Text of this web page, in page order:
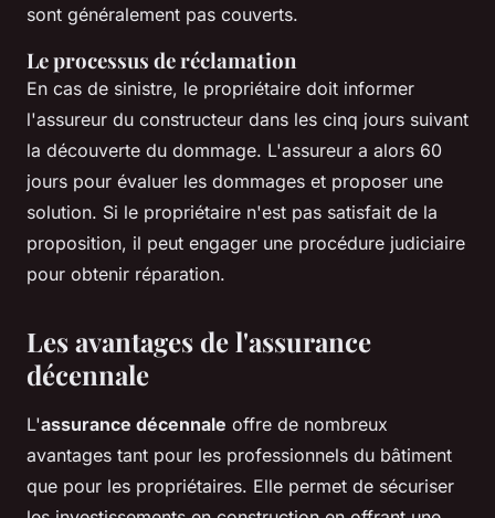
sont généralement pas couverts.
Le processus de réclamation
En cas de sinistre, le propriétaire doit informer
l'assureur du constructeur dans les cinq jours suivant
la découverte du dommage. L'assureur a alors 60
jours pour évaluer les dommages et proposer une
solution. Si le propriétaire n'est pas satisfait de la
proposition, il peut engager une procédure judiciaire
pour obtenir réparation.
Les avantages de l'assurance
décennale
L'assurance décennale offre de nombreux
avantages tant pour les professionnels du bâtiment
que pour les propriétaires. Elle permet de sécuriser